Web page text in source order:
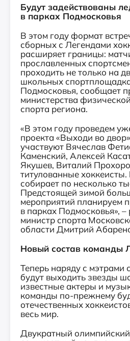
Будут задействованы
в парках Подмосковья
В этом году формат
сборных с Легендами
расширяет границы:
прославленных
проходить не только на
школьных
Подмосковья, сообщает
министерства
спорта региона.
«В этом году проведем
проекта «Выходи во
участвуют Вячеслав
Каменский, Алексей
Якушев, Виталий
титулованные
собирает по несколько
Предстоящей зимой
мероприятий планируем
в парках Подмосковья», –
министр спорта
области Дмитрий
Новый состав команды
Теперь наряду с мэтрами
будут выходить звезды
известные актеры и
команды по-прежнему
отечественных
весь мир.
Двукратный